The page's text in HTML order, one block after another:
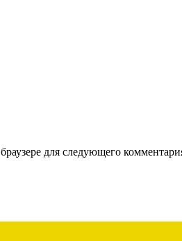
для следующего